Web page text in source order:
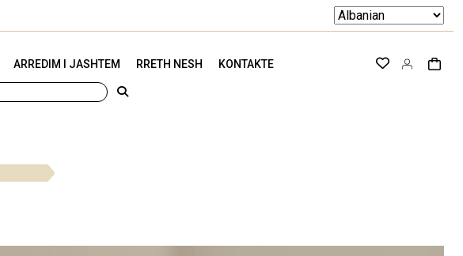
ARREDIM I JASHTEM RRETH NESH KONTAKTE